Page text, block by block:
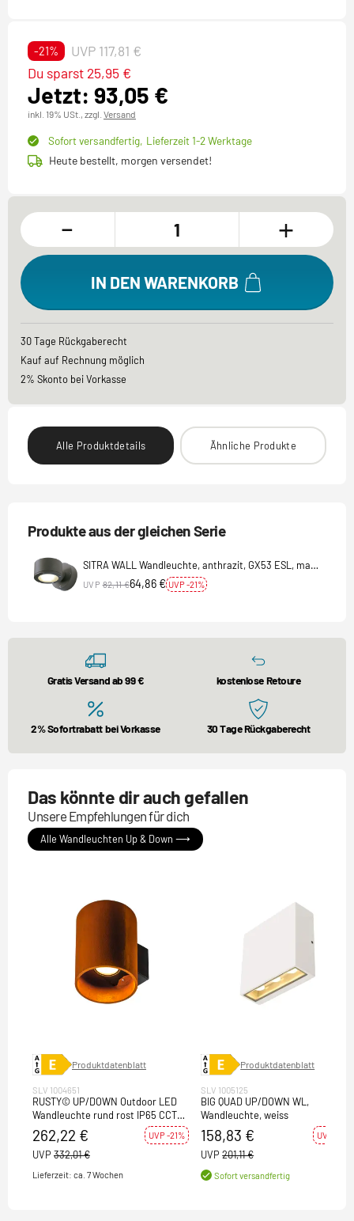
-21% UVP 117,81 €
Jetzt: 93,05 €
Du sparst 25,95 €
inkl. 19% USt., zzgl. Versand
Sofort versandfertig, Lieferzeit 1-2 Werktage
Heute bestellt, morgen versendet!
- +
IN DEN WARENKORB
30 Tage Rückgaberecht
Kauf auf Rechnung möglich
2% Skonto bei Vorkasse
Alle Produktdetails Ähnliche Produkte
Produkte aus der gleichen Serie
SITRA WALL Wandleuchte, anthrazit, GX53 ESL, max.
9W, IP44
64,86 € UVP -21%
UVP 82,11 €
Gratis Versand ab 99 € kostenlose Retoure
2% Sofortrabatt bei Vorkasse 30 Tage Rückgaberecht
Das könnte dir auch gefallen
Unsere Empfehlungen für dich
Alle Wandleuchten Up & Down ⟶
Produktdatenblatt
SLV 1004651
RUSTY© UP/DOWN Outdoor LED
Wandleuchte rund rost IP65 CCT
switch 3000/4000K
262,22 € UVP -21%
UVP 332,01 €
Lieferzeit: ca. 7 Wochen
Produktdatenblatt
SLV 1005125
BIG QUAD UP/DOWN WL,
Wandleuchte, weiss
158,83 € UVP -21%
UVP 201,11 €
Sofort versandfertig